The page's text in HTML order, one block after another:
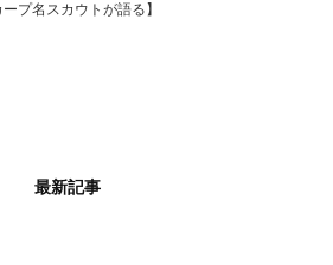
ープ名スカウトが語る】
最新記事